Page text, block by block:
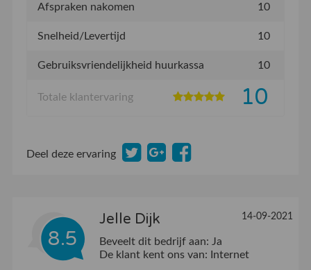
Afspraken nakomen 10
Snelheid/Levertijd 10
Gebruiksvriendelijkheid huurkassa 10
Totale klantervaring 10
Deel deze ervaring
8.5
Jelle Dijk 14-09-2021
Beveelt dit bedrijf aan: Ja
De klant kent ons van:
Internet